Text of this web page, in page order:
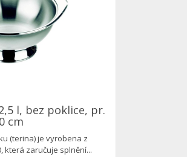
l, bez poklice, pr.
cm
(terina) je vyrobena z
která zaručuje splnění...